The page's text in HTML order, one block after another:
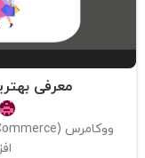
معرفی